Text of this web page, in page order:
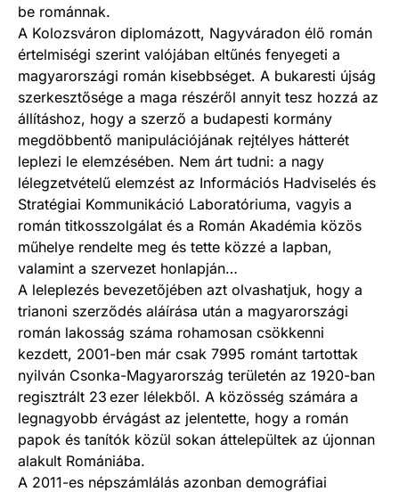
be románnak.
A Kolozsváron diplomázott, Nagyváradon élő román
értelmiségi szerint valójában eltűnés fenyegeti a
magyarországi román kisebbséget. A bukaresti újság
szerkesztősége a maga részéről annyit tesz hozzá az
állításhoz, hogy a szerző a budapesti kormány
megdöbbentő manipulációjának rejtélyes hátterét
leplezi le elemzésében. Nem árt tudni: a nagy
lélegzetvételű elemzést az Információs Hadviselés és
Stratégiai Kommunikáció Laboratóriuma, vagyis a
román titkosszolgálat és a Román Akadémia közös
műhelye rendelte meg és tette közzé a lapban,
valamint a szervezet honlapján…
A leleplezés bevezetőjében azt olvashatjuk, hogy a
trianoni szerződés aláírása után a magyarországi
román lakosság száma rohamosan csökkenni
kezdett, 2001-ben már csak 7995 románt tartottak
nyilván Csonka-Magyarország területén az 1920-ban
regisztrált 23 ezer lélekből. A közösség számára a
legnagyobb érvágást az jelentette, hogy a román
papok és tanítók közül sokan áttelepültek az újonnan
alakult Romániába.
A 2011-es népszámlálás azonban demográfiai